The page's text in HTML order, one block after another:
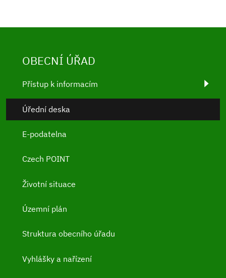
OBECNÍ ÚŘAD
Přístup k informacím
Úřední deska
E-podatelna
Czech POINT
Životní situace
Územní plán
Struktura obecního úřadu
Vyhlášky a nařízení